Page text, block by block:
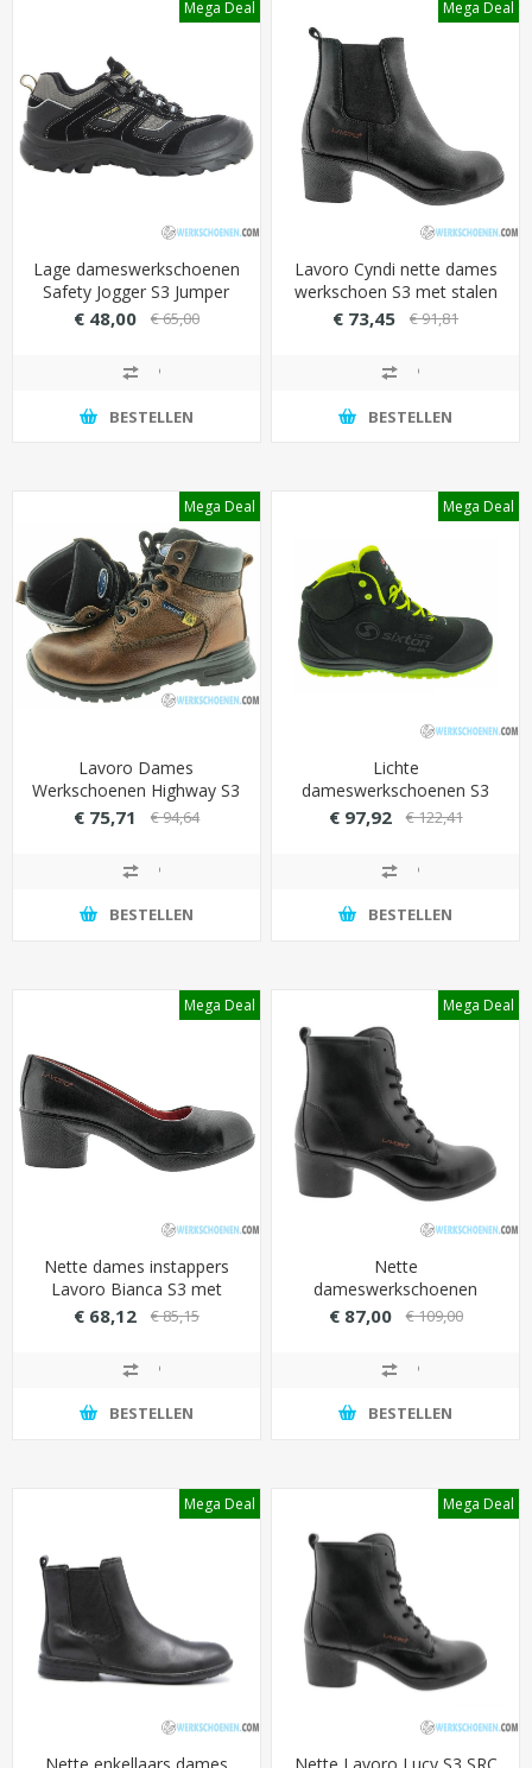
Mega Deal
Lage dameswerkschoenen
Safety Jogger S3 Jumper
met antiperforatie SJ Flex
€ 48,00 € 65,00
BESTELLEN
Mega Deal
Lavoro Cyndi nette dames
werkschoen S3 met stalen
beveiliging (extra demping
€ 73,45 € 91,81
BESTELLEN
Mega Deal
Lavoro Dames
Werkschoenen Highway S3
€ 75,71 € 94,64
BESTELLEN
Mega Deal
Lichte
dameswerkschoenen S3
Sixton Cuban Alu-SXT 2.0
€ 97,92 € 122,41
BESTELLEN
Mega Deal
Nette dames instappers
Lavoro Bianca S3 met
stalen veiligheid (sterke
€ 68,12 € 85,15
BESTELLEN
Mega Deal
Nette
dameswerkschoenen
Lavoro Lucy S3 met kevlar
€ 87,00 € 109,00
BESTELLEN
Mega Deal Mega Deal